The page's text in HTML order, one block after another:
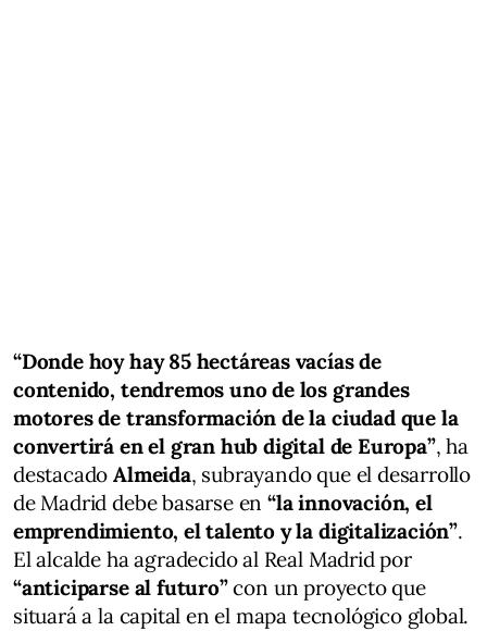
“Donde hoy hay 85 hectáreas vacías de
contenido, tendremos uno de los grandes
motores de transformación de la ciudad que la
convertirá en el gran hub digital de Europa”, ha
destacadoAlmeida, subrayando que el desarrollo
de Madrid debe basarse en“la innovación, el
emprendimiento, el talento y la digitalización”.
El alcalde ha agradecido al Real Madrid por
“anticiparse al futuro”con un proyecto que
situará a la capital en el mapa tecnológico global.